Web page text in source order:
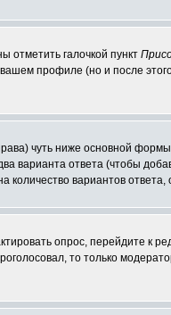
отметить галочкой пункт
профиле (но и после
чуть ниже основной
варианта ответа (чтобы
вариантов
опрос, перейдите к
то только